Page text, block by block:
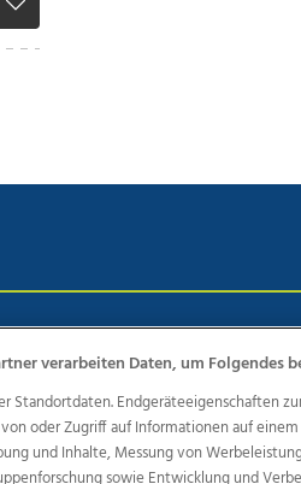
OÖN Karriere OÖN Reise
verarbeiten Daten, um Folgendes
Standortdaten. Endgeräteeigenschaften
oder Zugriff auf Informationen auf
und Inhalte, Messung von
sowie Entwicklung und